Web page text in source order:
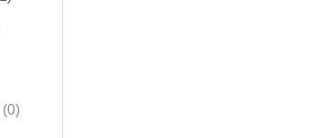
(0)